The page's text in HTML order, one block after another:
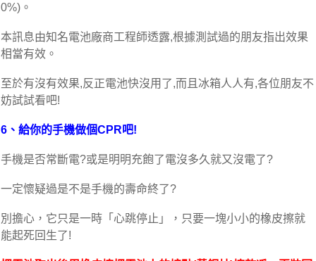
0%)。
本訊息由知名電池廠商工程師透露,根據測試過的朋友指出效果
相當有效。
至於有沒有效果,反正電池快沒用了,而且冰箱人人有,各位朋友不
妨試試看吧!
6、給你的手機做個CPR吧!
手機是否常斷電?或是明明充飽了電沒多久就又沒電了?
一定懷疑過是不是手機的壽命終了?
別擔心，它只是一時「心跳停止」，只要一塊小小的橡皮擦就
能起死回生了!